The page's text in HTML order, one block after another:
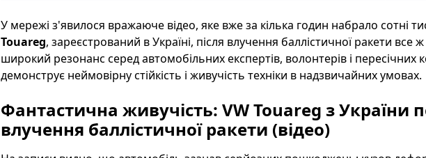
У мережі з'явилося вражаюче відео, яке вже за кілька годин набрало сотні
Touareg, зареєстрований в Україні, після влучення баллістичної ракети все
широкий резонанс серед автомобільних експертів, волонтерів і пересічних
демонструє неймовірну стійкість і живучість техніки в надзвичайних умовах.
Фантастична живучість: VW Touareg з України
влучення баллістичної ракети (відео)